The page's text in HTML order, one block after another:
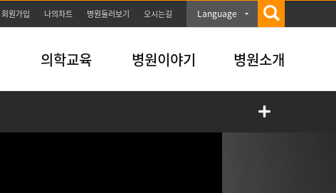
회원가입 나의차트 병원둘러보기 오시는길 Language
의학교육 병원이야기 병원소개